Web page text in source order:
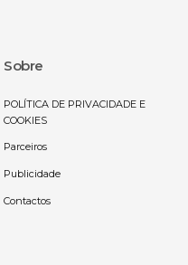
Sobre
POLÍTICA DE PRIVACIDADE E
COOKIES
Parceiros
Publicidade
Contactos